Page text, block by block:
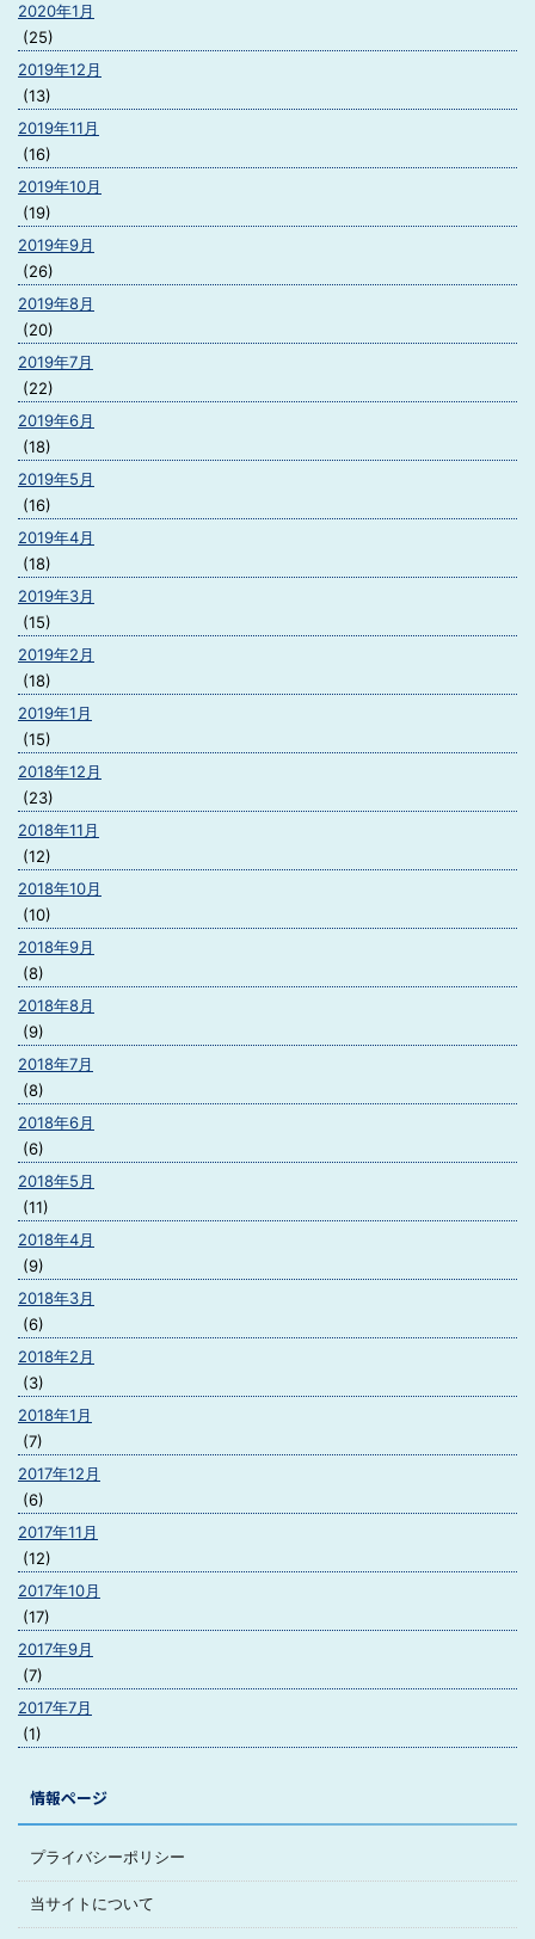
2020年1月
(25)
2019年12月
(13)
2019年11月
(16)
2019年10月
(19)
2019年9月
(26)
2019年8月
(20)
2019年7月
(22)
2019年6月
(18)
2019年5月
(16)
2019年4月
(18)
2019年3月
(15)
2019年2月
(18)
2019年1月
(15)
2018年12月
(23)
2018年11月
(12)
2018年10月
(10)
2018年9月
(8)
2018年8月
(9)
2018年7月
(8)
2018年6月
(6)
2018年5月
(11)
2018年4月
(9)
2018年3月
(6)
2018年2月
(3)
2018年1月
(7)
2017年12月
(6)
2017年11月
(12)
2017年10月
(17)
2017年9月
(7)
2017年7月
(1)
情報ページ
プライバシーポリシー
当サイトについて